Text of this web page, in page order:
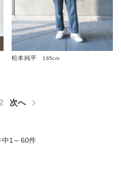
松本純平 165cm
次へ
中1～60件